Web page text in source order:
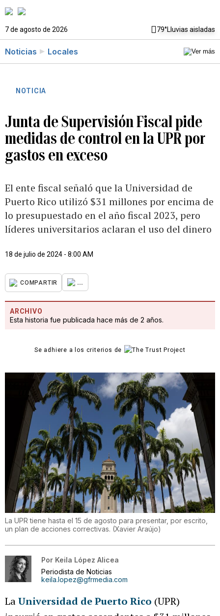
7 de agosto de 2026 79°Lluvias aisladas
Noticias Locales
NOTICIA
Junta de Supervisión Fiscal pide
medidas de control en la UPR por
gastos en exceso
El ente fiscal señaló que la Universidad de
Puerto Rico utilizó $31 millones por encima de
lo presupuestado en el año fiscal 2023, pero
líderes universitarios aclaran el uso del dinero
18 de julio de 2024 - 8:00 AM
COMPARTIR ...
ARCHIVO
Esta historia fue publicada hace más de 2 años.
Se adhiere a los criterios de
La UPR tiene hasta el 15 de agosto para presentar, por escrito,
un plan de acciones correctivas. (Xavier Araújo)
Por Keila López Alicea
Periodista de Noticias
keila.lopez@gfrmedia.com
LaUniversidad de Puerto Rico (UPR)